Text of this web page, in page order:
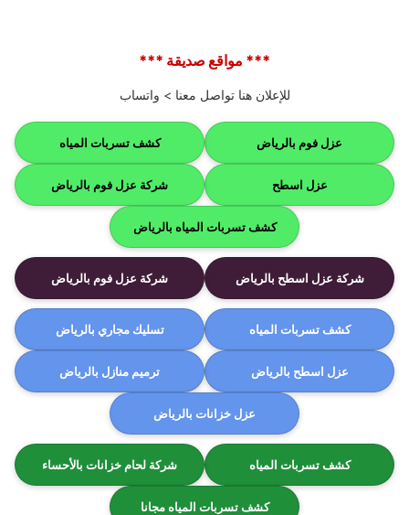
*** مواقع صديقة ***
للإعلان هنا تواصل معنا > واتساب
عزل فوم بالرياض كشف تسربات المياه
عزل اسطح شركة عزل فوم بالرياض
كشف تسربات المياه بالرياض
شركة عزل اسطح بالرياض شركة عزل فوم بالرياض
كشف تسربات المياه تسليك مجاري بالرياض
عزل اسطح بالرياض ترميم منازل بالرياض
عزل خزانات بالرياض
كشف تسربات المياه شركة لحام خزانات بالأحساء
كشف تسربات المياه مجانا